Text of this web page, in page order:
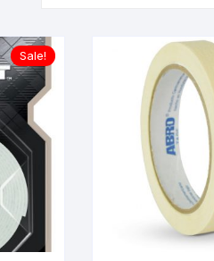
Sale!